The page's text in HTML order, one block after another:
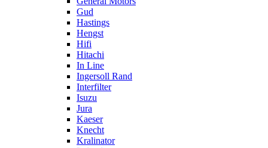
Gud
Hastings
Hengst
Hifi
Hitachi
In Line
Ingersoll Rand
Interfilter
Isuzu
Jura
Kaeser
Knecht
Kralinator